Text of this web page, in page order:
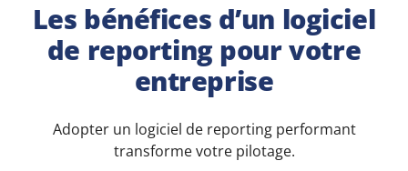
Les bénéfices d’un logiciel
de reporting pour votre
entreprise
Adopter un logiciel de reporting performant
transforme votre pilotage.